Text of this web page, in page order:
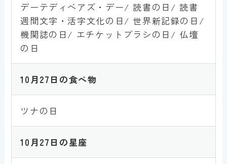
デーテディベアズ・デー/ 読書の日/ 読書
週間文字・活字文化の日/ 世界新記録の日/
機関誌の日/ エチケットブラシの日/ 仏壇
の日
10月27 日 の食べ物
ツナの日
10月27 日 の星座